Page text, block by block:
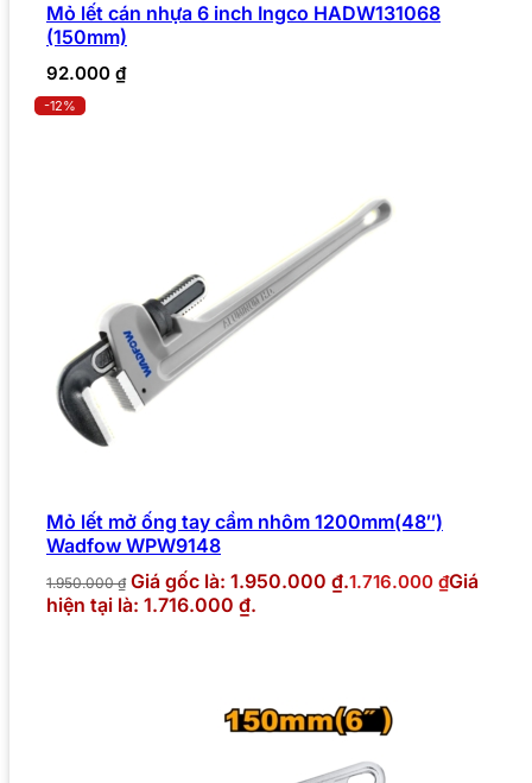
Mỏ lết cán nhựa 6 inch Ingco HADW131068
(150mm)
92.000 ₫
-12%
Mỏ lết mở ống tay cầm nhôm 1200mm(48″)
Wadfow WPW9148
1.950.000₫ Giá gốc là: 1.950.000 ₫.1.716.000 ₫Giá
hiện tại là: 1.716.000 ₫.